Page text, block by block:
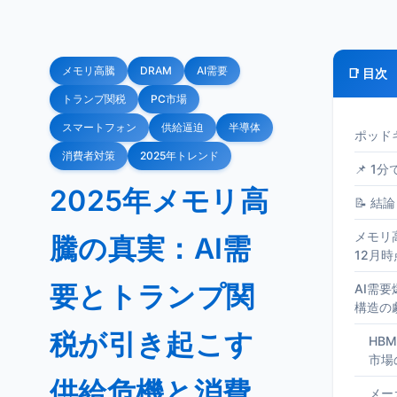
メモリ高騰 DRAM AI需要
トランプ関税 PC市場
スマートフォン 供給逼迫 半導体
消費者対策 2025年トレンド
2025年メモリ高
騰の真実：AI需
要とトランプ関
税が引き起こす
📑 目次
ポッド
📌 1分
📝 結論
メモ
12月時
AI需要
構造の
市場
メ